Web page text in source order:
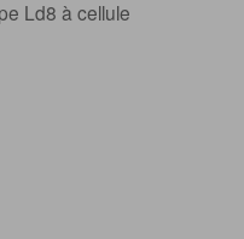
Ld8 à cellule